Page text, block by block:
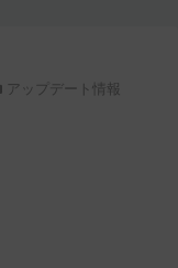
アップデート情報